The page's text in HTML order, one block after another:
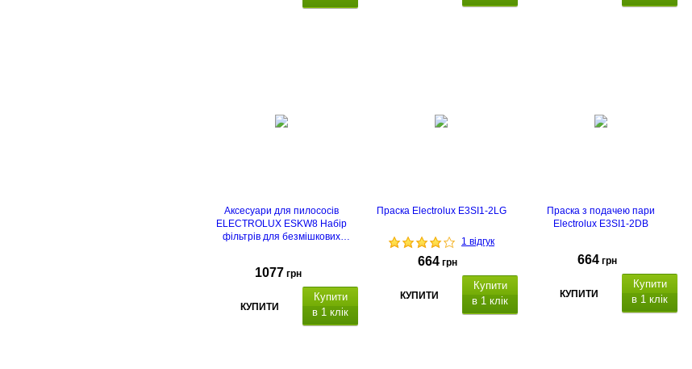
Аксесуари для пилососів
ELECTROLUX ESKW8 Набір
фільтрів для безмішкових
1077 грн
КУПИТИ
Купити
в 1 клік
Праска Electrolux E3SI1-2LG
1 відгук
664 грн
КУПИТИ
Купити
в 1 клік
Праска з подачею пари
Electrolux E3SI1-2DB
664 грн
КУПИТИ
Купити
в 1 клік